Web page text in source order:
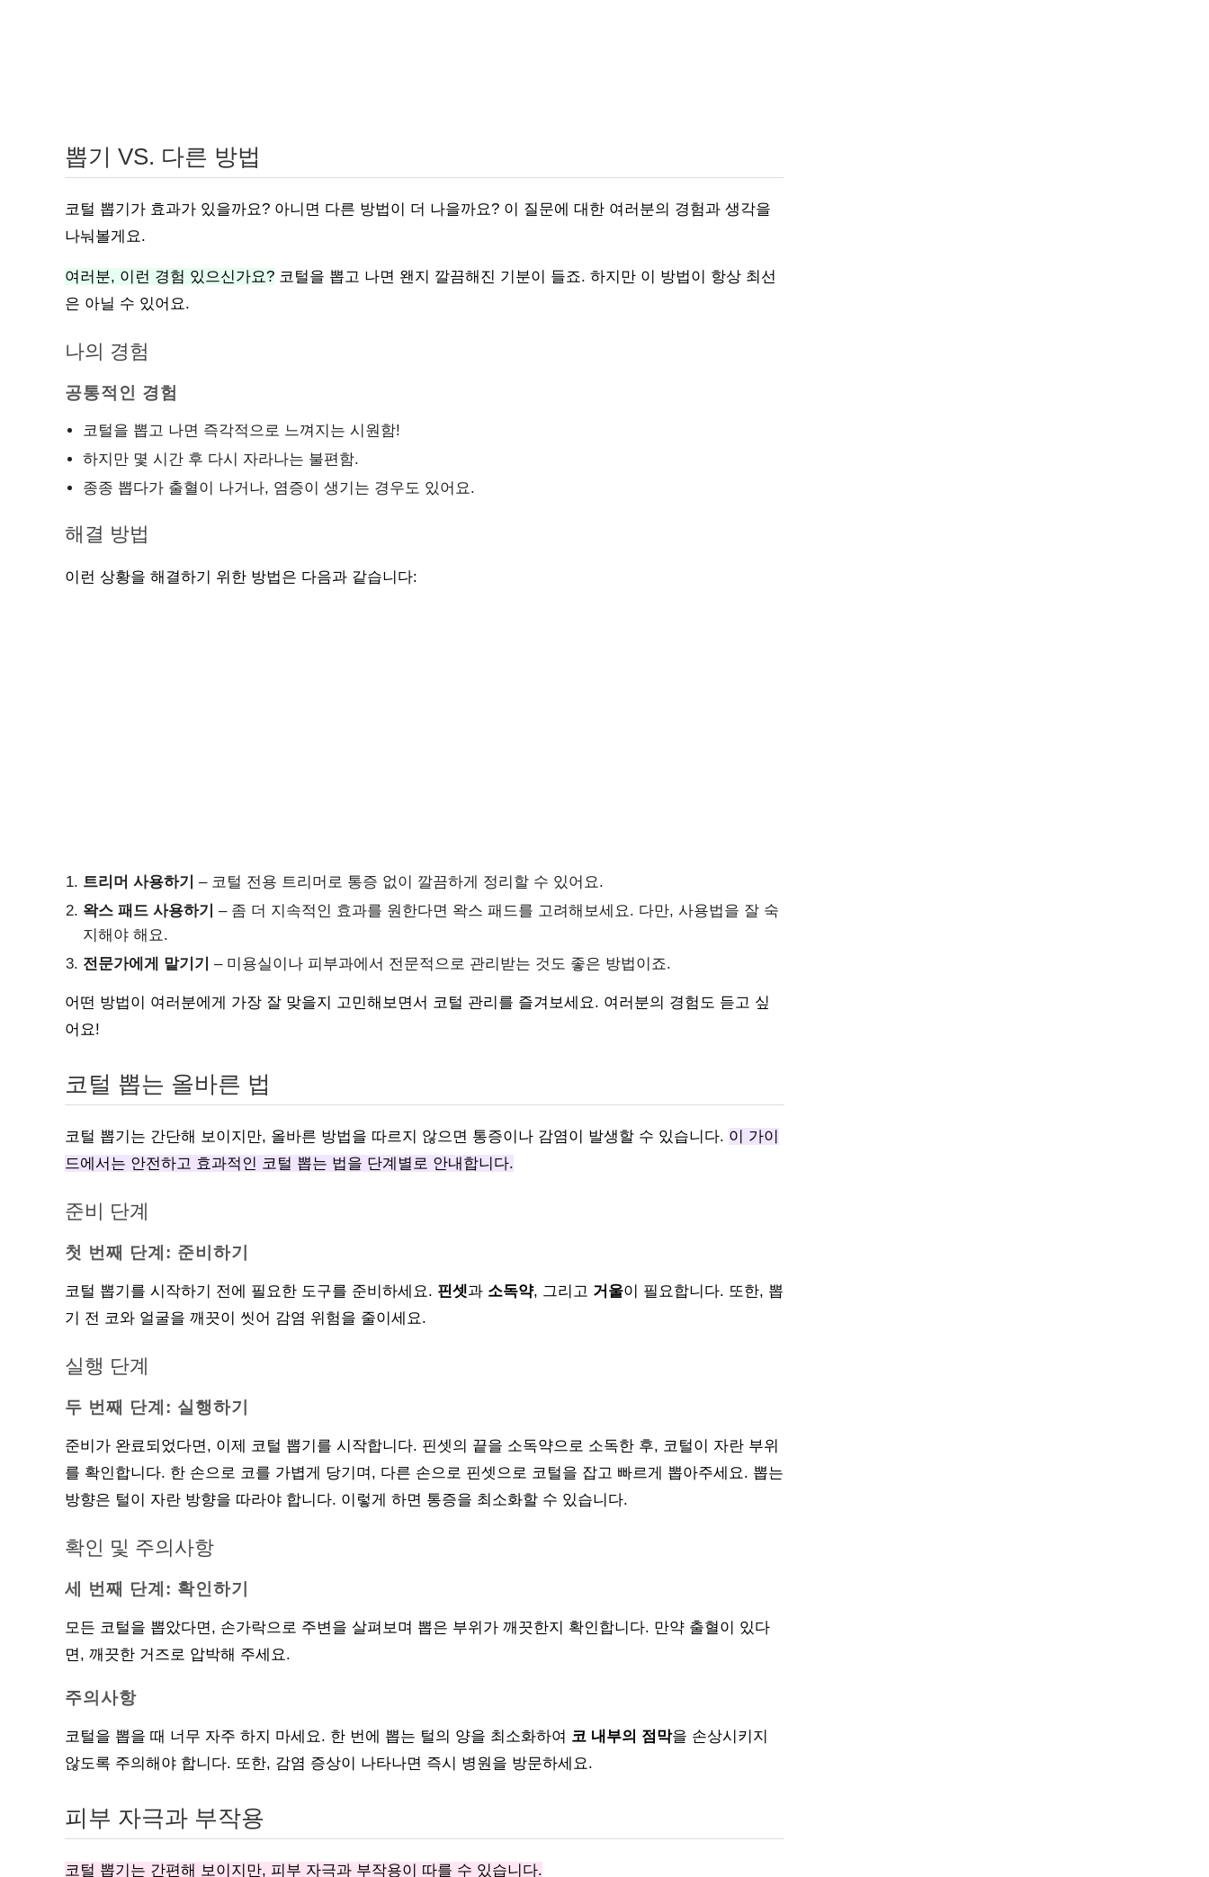
뽑기 VS. 다른 방법
코털 뽑기가 효과가 있을까요? 아니면 다른 방법이 더 나을까요? 이 질문에 대한 여러분의 경험과 생각을
나눠볼게요.
여러분, 이런 경험 있으신가요? 코털을 뽑고 나면 왠지 깔끔해진 기분이 들죠. 하지만 이 방법이 항상 최선
은 아닐 수 있어요.
나의 경험
공통적인 경험
코털을 뽑고 나면 즉각적으로 느껴지는 시원함!
하지만 몇 시간 후 다시 자라나는 불편함.
종종 뽑다가 출혈이 나거나, 염증이 생기는 경우도 있어요.
해결 방법
이런 상황을 해결하기 위한 방법은 다음과 같습니다:
트리머 사용하기
– 코털 전용 트리머로 통증 없이 깔끔하게 정리할 수 있어요.
왁스 패드 사용하기
– 좀 더 지속적인 효과를 원한다면 왁스 패드를 고려해보세요. 다만, 사용법을 잘 숙
지해야 해요.
전문가에게 맡기기
– 미용실이나 피부과에서 전문적으로 관리받는 것도 좋은 방법이죠.
어떤 방법이 여러분에게 가장 잘 맞을지 고민해보면서 코털 관리를 즐겨보세요. 여러분의 경험도 듣고 싶
어요!
코털 뽑는 올바른 법
코털 뽑기는 간단해 보이지만, 올바른 방법을 따르지 않으면 통증이나 감염이 발생할 수 있습니다. 이 가이
드에서는 안전하고 효과적인 코털 뽑는 법을 단계별로 안내합니다.
준비 단계
첫 번째 단계: 준비하기
코털 뽑기를 시작하기 전에 필요한 도구를 준비하세요. 핀셋과 소독약, 그리고 거울이 필요합니다. 또한, 뽑
기 전 코와 얼굴을 깨끗이 씻어 감염 위험을 줄이세요.
실행 단계
두 번째 단계: 실행하기
준비가 완료되었다면, 이제 코털 뽑기를 시작합니다. 핀셋의 끝을 소독약으로 소독한 후, 코털이 자란 부위
를 확인합니다. 한 손으로 코를 가볍게 당기며, 다른 손으로 핀셋으로 코털을 잡고 빠르게 뽑아주세요. 뽑는
방향은 털이 자란 방향을 따라야 합니다. 이렇게 하면 통증을 최소화할 수 있습니다.
확인 및 주의사항
세 번째 단계: 확인하기
모든 코털을 뽑았다면, 손가락으로 주변을 살펴보며 뽑은 부위가 깨끗한지 확인합니다. 만약 출혈이 있다
면, 깨끗한 거즈로 압박해 주세요.
주의사항
코털을 뽑을 때 너무 자주 하지 마세요. 한 번에 뽑는 털의 양을 최소화하여 코 내부의 점막을 손상시키지
않도록 주의해야 합니다. 또한, 감염 증상이 나타나면 즉시 병원을 방문하세요.
피부 자극과 부작용
코털 뽑기는 간편해 보이지만, 피부 자극과 부작용이 따를 수 있습니다.